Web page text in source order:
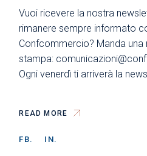
Vuoi ricevere la nostra
rimanere sempre informato
Confcommercio? Manda
stampa:
Ogni venerdì ti arriverà la
READ MORE
FB. IN.